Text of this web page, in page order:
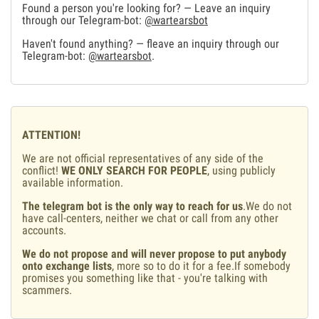
Found a person you're looking for? — Leave an inquiry
through our Telegram-bot: @wartearsbot
Haven't found anything? — fleave an inquiry through our
Telegram-bot: @wartearsbot.
ATTENTION!
We are not official representatives of any side of the
conflict! WE ONLY SEARCH FOR PEOPLE, using publicly
available information.
The telegram bot is the only way to reach for us.We do not
have call-centers, neither we chat or call from any other
accounts.
We do not propose and will never propose to put anybody
onto exchange lists, more so to do it for a fee.If somebody
promises you something like that - you're talking with
scammers.